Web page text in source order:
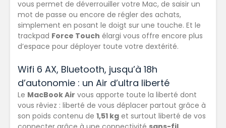
vous permet de déverrouiller votre Mac, de saisir un
mot de passe ou encore de régler des achats,
simplement en posant le doigt sur une touche. Et le
trackpad Force Touch élargi vous offre encore plus
d’espace pour déployer toute votre dextérité.
Wifi 6 AX, Bluetooth, jusqu’à 18h
d’autonomie : un Air d’ultra liberté
Le MacBook Air vous apporte toute la liberté dont
vous rêviez : liberté de vous déplacer partout grâce à
son poids contenu de 1,51 kg et surtout liberté de vos